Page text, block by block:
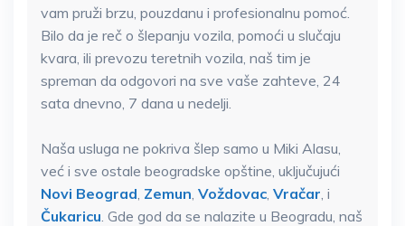
vam pruži brzu, pouzdanu i profesionalnu pomoć.
Bilo da je reč o šlepanju vozila, pomoći u slučaju
kvara, ili prevozu teretnih vozila, naš tim je
spreman da odgovori na sve vaše zahteve, 24
sata dnevno, 7 dana u nedelji.
Naša usluga ne pokriva šlep samo u Miki Alasu,
već i sve ostale beogradske opštine, uključujući
Novi Beograd Zemun Voždovac Vračar , i
Čukaricu . Gde god da se nalazite u Beogradu, naš